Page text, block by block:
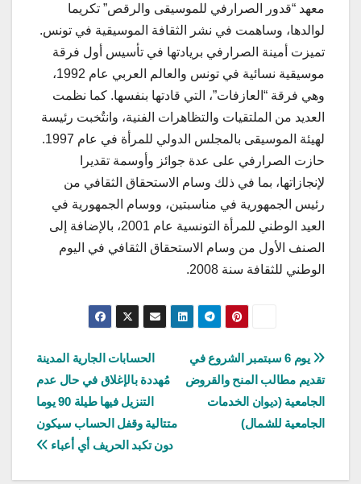
معهد “قدور الصرارفي للموسيقى والرقص” تكريما
لوالدها، وساهمت في نشر الثقافة الموسيقية في تونس.
تميزت أمينة الصرارفي بريادتها في تأسيس أول فرقة
موسيقية نسائية في تونس والعالم العربي عام 1992،
وهي فرقة “العازفات”، التي قادتها بنفسها. كما نظمت
العديد من الملتقيات والتظاهرات الفنية، وانتُخبت رئيسة
لهيئة الموسيقى بالمجلس الدولي للمرأة في عام 1997.
حازت الصرارفي على عدة جوائز وأوسمة تقديرا
لإنجازاتها، بما في ذلك وسام الاستحقاق الثقافي من
رئيس الجمهورية في مناسبتين، ووسام الجمهورية في
العيد الوطني للمرأة التونسية عام 2001، بالإضافة إلى
الصنف الأول من وسام الاستحقاق الثقافي في اليوم
الوطني للثقافة سنة 2008.
تصفّح
المقالات
الحسابات الجارية المدينة
مُهددة بالإغلاق في حال عدم
التنزيل فيها طيلة 90 يوما
متتالية وقفل الحساب سيكون
دون تكبد الحريف أي أعباء
يوم 6 سبتمبر الشروع في
تقديم مطالب المنح والقروض
الجامعية (ديوان الخدمات
الجامعية للشمال)